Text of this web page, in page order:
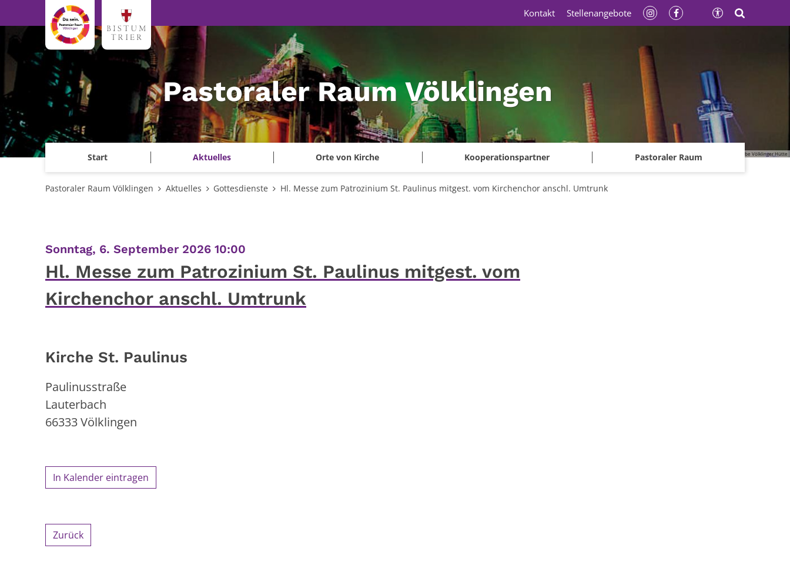
Zum Inhalt springen
© Gerhard Kassner - Weltkulturerbe Völklinger Hütte
Pastoraler Raum Völklingen
Start Aktuelles Orte von Kirche Kooperationspartner Pastoraler Raum
Kontakt Stellenangebote
Pastoraler Raum Völklingen Aktuelles Gottesdienste Hl. Messe zum Patrozinium St. Paulinus mitgest. vom Kirchenchor anschl. Umtrunk
Sonntag, 6. September 2026 10:00
Hl. Messe zum Patrozinium St. Paulinus mitgest. vom
Kirchenchor anschl. Umtrunk
Kirche St. Paulinus
Paulinusstraße
Lauterbach
66333Völklingen
In Kalender eintragen
Zurück